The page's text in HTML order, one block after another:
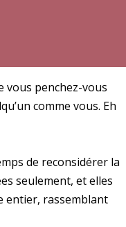
vous penchez-vous
comme vous. Eh
de reconsidérer la
seulement, et elles
entier, rassemblant